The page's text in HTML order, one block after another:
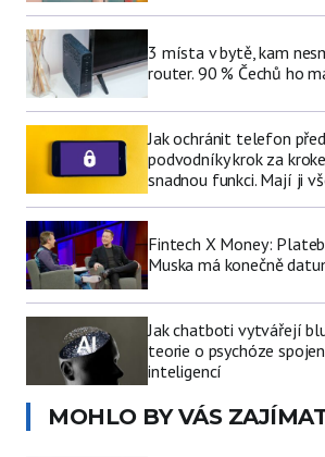
3 místa v bytě, kam
router. 90 % Čechů ho
Jak ochránit telefon
podvodníky krok za
snadnou funkci. Mají ji
Fintech X Money:
Muska má konečně
Jak chatboti vytvářejí
teorie o psychóze
inteligencí
MOHLO BY VÁS